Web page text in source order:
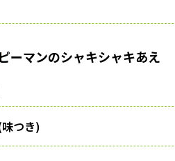
ピーマンのシャキシャキあえ
つき)